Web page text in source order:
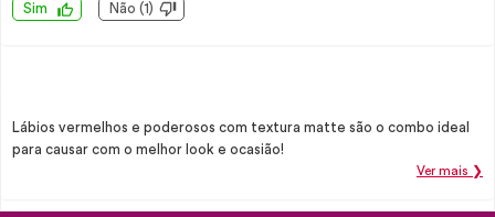
Sim Não (1)
Lábios vermelhos e poderosos com textura matte são o combo ideal
para causar com o melhor look e ocasião!
Ver mais ❯